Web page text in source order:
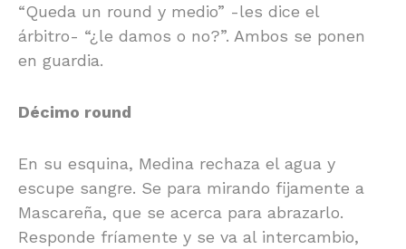
“Queda un round y medio” -les dice el
árbitro- “¿le damos o no?”. Ambos se ponen
en guardia.
Décimo round
En su esquina, Medina rechaza el agua y
escupe sangre. Se para mirando fijamente a
Mascareña, que se acerca para abrazarlo.
Responde fríamente y se va al intercambio,